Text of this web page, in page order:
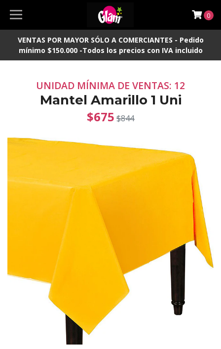
VENTAS POR MAYOR SÓLO A COMERCIANTES - Pedido
mínimo $150.000 -Todos los precios con IVA incluido
0
UNIDAD MÍNIMA DE VENTAS: 12
Mantel Amarillo 1 Uni
$675 $844